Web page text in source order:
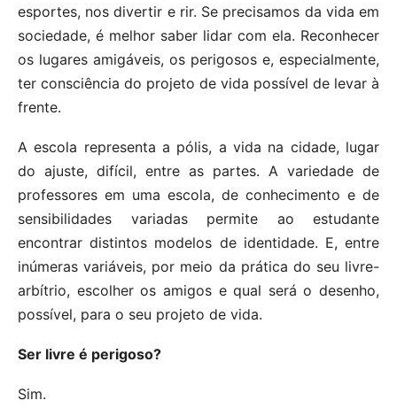
esportes, nos divertir e rir. Se precisamos da vida em
sociedade, é melhor saber lidar com ela. Reconhecer
os lugares amigáveis, os perigosos e, especialmente,
ter consciência do projeto de vida possível de levar à
frente.
A escola representa a pólis, a vida na cidade, lugar
do ajuste, difícil, entre as partes. A variedade de
professores em uma escola, de conhecimento e de
sensibilidades variadas permite ao estudante
encontrar distintos modelos de identidade. E, entre
inúmeras variáveis, por meio da prática do seu livre-
arbítrio, escolher os amigos e qual será o desenho,
possível, para o seu projeto de vida.
Ser livre é perigoso?
Sim.